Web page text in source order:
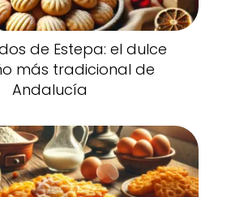
de Estepa: el dulce
más tradicional de
Andalucía